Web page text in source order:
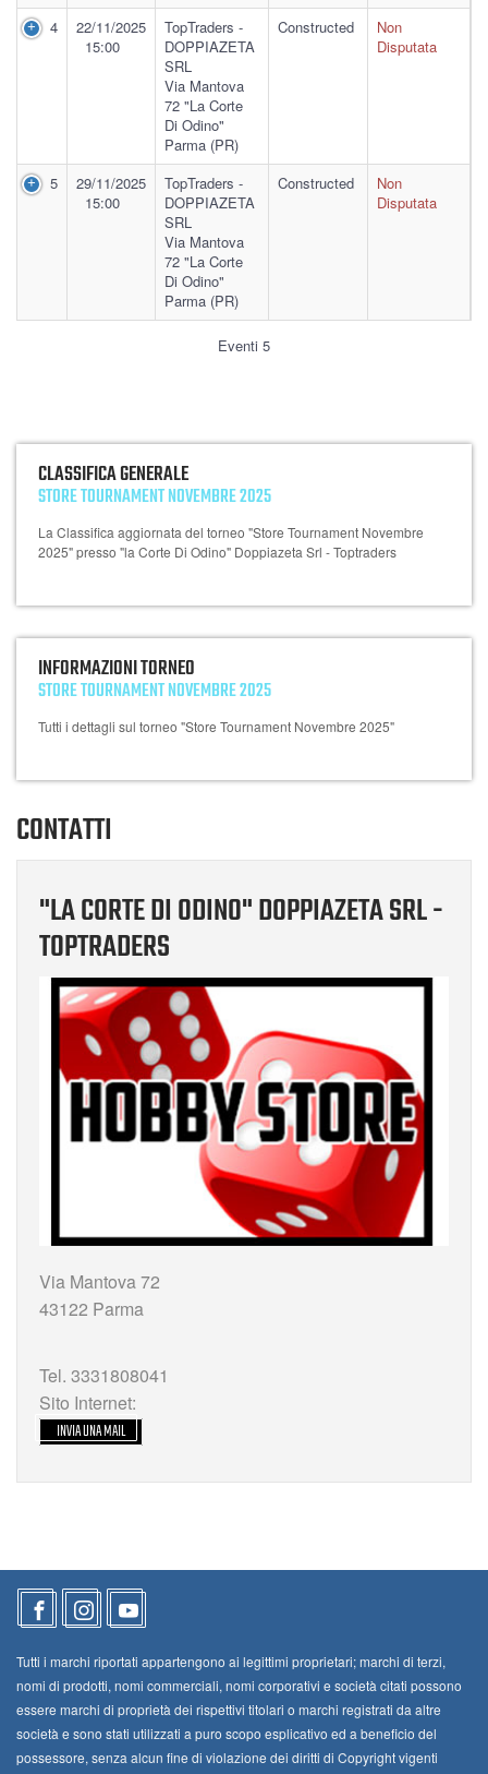
4
22/11/2025
15:00
TopTraders -
DOPPIAZETA
SRL
Via Mantova
72 "La Corte
Di Odino"
Parma (PR)
Constructed
Non
Disputata
5
29/11/2025
15:00
TopTraders -
DOPPIAZETA
SRL
Via Mantova
72 "La Corte
Di Odino"
Parma (PR)
Constructed
Non
Disputata
Eventi 5
CLASSIFICA GENERALE
STORE TOURNAMENT NOVEMBRE 2025
La Classifica aggiornata del torneo "Store Tournament Novembre
2025" presso "la Corte Di Odino" Doppiazeta Srl - Toptraders
INFORMAZIONI TORNEO
STORE TOURNAMENT NOVEMBRE 2025
Tutti i dettagli sul torneo "Store Tournament Novembre 2025"
CONTATTI
"LA CORTE DI ODINO" DOPPIAZETA SRL -
TOPTRADERS
Via Mantova 72
43122 Parma
Tel. 3331808041
Sito Internet:
INVIA UNA MAIL
Tutti i marchi riportati appartengono ai legittimi proprietari; marchi di terzi,
nomi di prodotti, nomi commerciali, nomi corporativi e società citati possono
essere marchi di proprietà dei rispettivi titolari o marchi registrati da altre
società e sono stati utilizzati a puro scopo esplicativo ed a beneficio del
possessore, senza alcun fine di violazione dei diritti di Copyright vigenti